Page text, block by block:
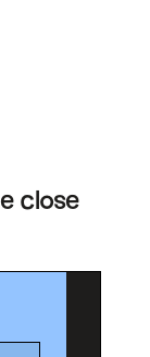
close